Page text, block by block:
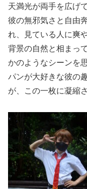
天満光が両手を広げ
彼の無邪気さと自由
れ、見ている人に爽
背景の自然と相まっ
かのようなシーンを
パンが大好きな彼の
が、この一枚に凝縮